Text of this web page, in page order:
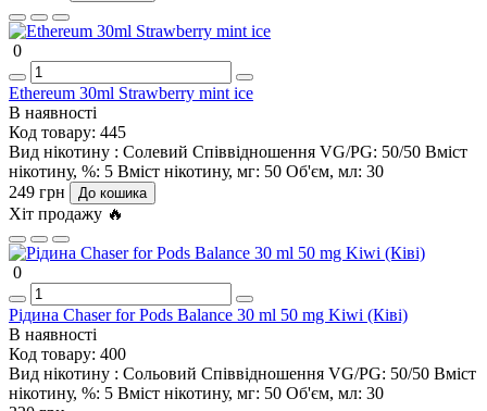
0
Ethereum 30ml Strawberry mint ice
В наявності
Код товару: 445
Вид нікотину : Солевий Співвідношення VG/PG: 50/50 Вміст
нікотину, %: 5 Вміст нікотину, мг: 50 Об'єм, мл: 30
249 грн
До кошика
Хіт продажу 🔥
0
Рідина Chaser for Pods Balance 30 ml 50 mg Kiwi (Ківі)
В наявності
Код товару: 400
Вид нікотину : Сольовий Співвідношення VG/PG: 50/50 Вміст
нікотину, %: 5 Вміст нікотину, мг: 50 Об'єм, мл: 30